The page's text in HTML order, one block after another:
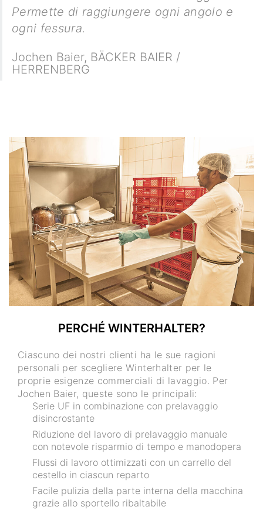
Permette di raggiungere ogni angolo e
ogni fessura.
Jochen Baier, BÄCKER BAIER /
HERRENBERG
PERCHÉ WINTERHALTER?
Ciascuno dei nostri clienti ha le sue ragioni
personali per scegliere Winterhalter per le
proprie esigenze commerciali di lavaggio. Per
Jochen Baier, queste sono le principali:
Serie UF in combinazione con prelavaggio
disincrostante
Riduzione del lavoro di prelavaggio manuale
con notevole risparmio di tempo e manodopera
Flussi di lavoro ottimizzati con un carrello del
cestello in ciascun reparto
Facile pulizia della parte interna della macchina
grazie allo sportello ribaltabile